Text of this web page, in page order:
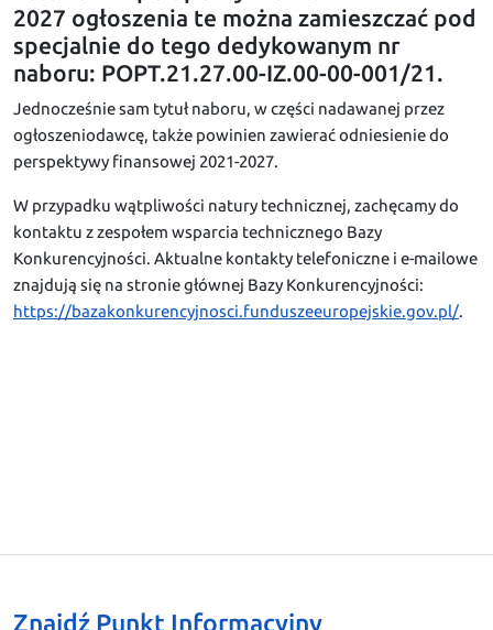
2027 ogłoszenia te można zamieszczać pod
specjalnie do tego dedykowanym nr
naboru: POPT.21.27.00-IZ.00-00-001/21.
Jednocześnie sam tytuł naboru, w części nadawanej przez
ogłoszeniodawcę, także powinien zawierać odniesienie do
perspektywy finansowej 2021-2027.
W przypadku wątpliwości natury technicznej, zachęcamy do
kontaktu z zespołem wsparcia technicznego Bazy
Konkurencyjności. Aktualne kontakty telefoniczne i e-mailowe
znajdują się na stronie głównej Bazy Konkurencyjności:
https://bazakonkurencyjnosci.funduszeeuropejskie.gov.pl/.
Znajdź Punkt Informacyjny